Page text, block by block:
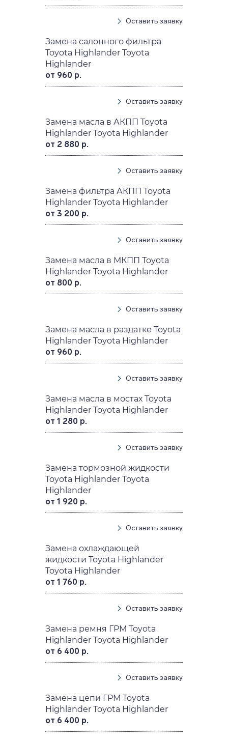
Оставить заявку
Замена салонного фильтра
Toyota Highlander Toyota
Highlander
от 960 р.
Оставить заявку
Замена масла в АКПП Toyota
Highlander Toyota Highlander
от 2 880 р.
Оставить заявку
Замена фильтра АКПП Toyota
Highlander Toyota Highlander
от 3 200 р.
Оставить заявку
Замена масла в МКПП Toyota
Highlander Toyota Highlander
от 800 р.
Оставить заявку
Замена масла в раздатке Toyota
Highlander Toyota Highlander
от 960 р.
Оставить заявку
Замена масла в мостах Toyota
Highlander Toyota Highlander
от 1 280 р.
Оставить заявку
Замена тормозной жидкости
Toyota Highlander Toyota
Highlander
от 1 920 р.
Оставить заявку
Замена охлаждающей
жидкости Toyota Highlander
Toyota Highlander
от 1 760 р.
Оставить заявку
Замена ремня ГРМ Toyota
Highlander Toyota Highlander
от 6 400 р.
Оставить заявку
Замена цепи ГРМ Toyota
Highlander Toyota Highlander
от 6 400 р.